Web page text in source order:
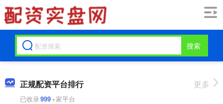
搜索
正规配资平台排行
已收录999+家平台
更多